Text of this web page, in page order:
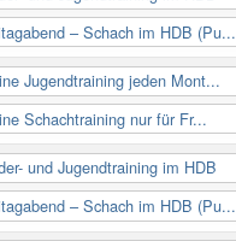
– Schach im HDB (Pu...
Jugendtraining jeden Mont...
Schachtraining nur für Fr...
und Jugendtraining im HDB
– Schach im HDB (Pu...